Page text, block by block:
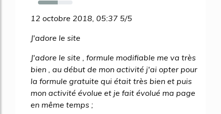
57%
12 octobre 2018, 05:37 5/5
J'adore le site
J'adore le site , formule modifiable me va très
bien , au début de mon activité j'ai opter pour
la formule gratuite qui était très bien et puis
mon activité évolue et je fait évolué ma page
en même temps ;